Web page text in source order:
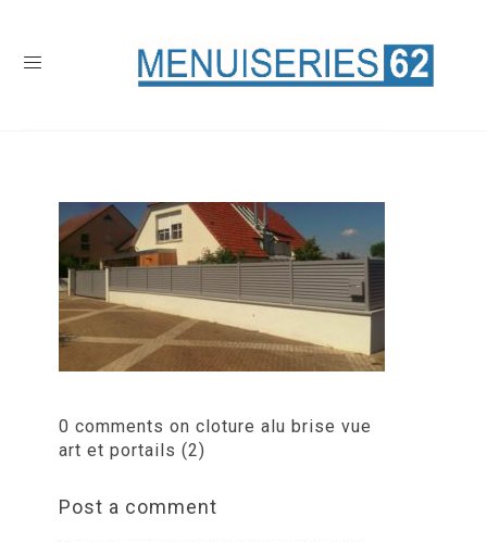
0 comments on cloture alu brise vue
art et portails (2)
Post a comment